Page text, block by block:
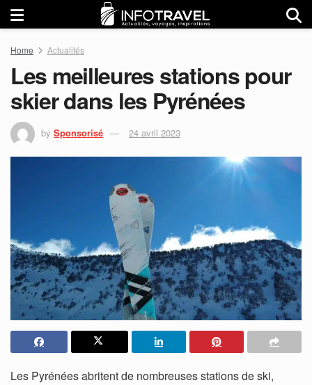
Home Actualités
Les meilleures stations pour
skier dans les Pyrénées
by Sponsorisé 24 avril 2023
Les Pyrénées abritent de nombreuses stations de ski,